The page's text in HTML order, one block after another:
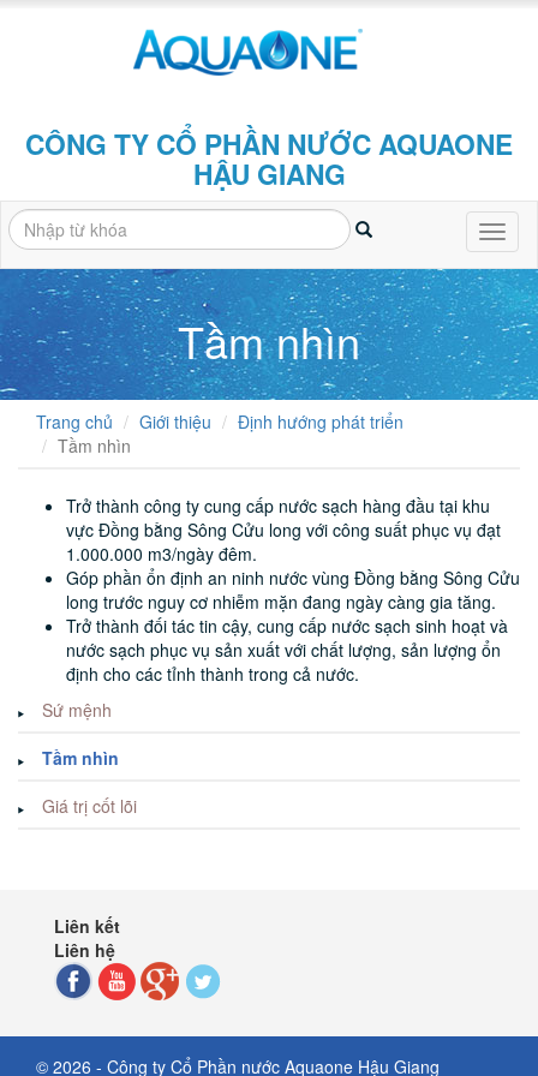
CÔNG TY CỔ PHẦN NƯỚC AQUAONE
HẬU GIANG
Tầm nhìn
Trang chủ Giới thiệu
Định hướng phát triển
Tầm nhìn
Trở thành công ty cung cấp nước sạch hàng đầu tại khu
vực Đồng bằng Sông Cửu long với công suất phục vụ đạt
1.000.000 m3/ngày đêm.
Góp phần ổn định an ninh nước vùng Đồng bằng Sông Cửu
long trước nguy cơ nhiễm mặn đang ngày càng gia tăng.
Trở thành đối tác tin cậy, cung cấp nước sạch sinh hoạt và
nước sạch phục vụ sản xuất với chất lượng, sản lượng ổn
định cho các tỉnh thành trong cả nước.
Sứ mệnh
Tầm nhìn
Giá trị cốt lõi
Liên kết
Liên hệ
© 2026 - Công ty Cổ Phần nước Aquaone Hậu Giang